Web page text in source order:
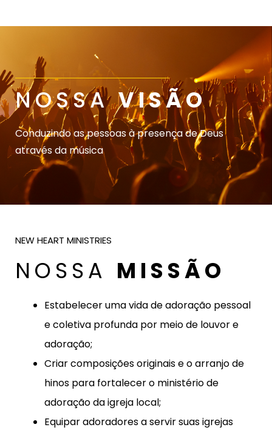
NOSSAVISÃO
Conduzindo as pessoas à presença de Deus
através da música
NEW HEART MINISTRIES
NOSSA MISSÃO
Estabelecer uma vida de adoração pessoal
e coletiva profunda por meio de louvor e
adoração;
Criar composições originais e o arranjo de
hinos para fortalecer o ministério de
adoração da igreja local;
Equipar adoradores a servir suas igrejas